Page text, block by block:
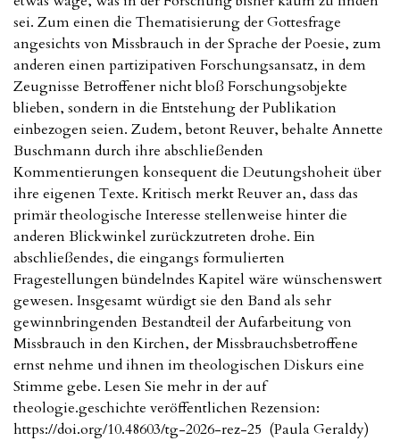
sei. Zum einen die Thematisierung der Gottesfrage
angesichts von Missbrauch in der Sprache der Poesie, zum
anderen einen partizipativen Forschungsansatz, in dem
Zeugnisse Betroffener nicht bloß Forschungsobjekte
blieben, sondern in die Entstehung der Publikation
einbezogen seien. Zudem, betont Reuver, behalte Annette
Buschmann durch ihre abschließenden
Kommentierungen konsequent die Deutungshoheit über
ihre eigenen Texte. Kritisch merkt Reuver an, dass das
primär theologische Interesse stellenweise hinter die
anderen Blickwinkel zurückzutreten drohe. Ein
abschließendes, die eingangs formulierten
Fragestellungen bündelndes Kapitel wäre wünschenswert
gewesen. Insgesamt würdigt sie den Band als sehr
gewinnbringenden Bestandteil der Aufarbeitung von
Missbrauch in den Kirchen, der Missbrauchsbetroffene
ernst nehme und ihnen im theologischen Diskurs eine
Stimme gebe. Lesen Sie mehr in der auf
theologie.geschichte veröffentlichen Rezension:
https://doi.org/10.48603/tg-2026-rez-25 (Paula Geraldy)